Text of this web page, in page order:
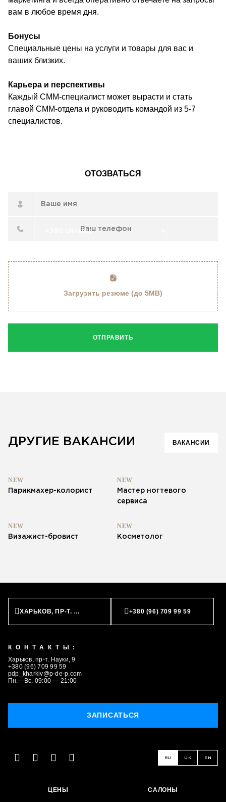
вам в любое время дня.
Бонусы
Специальные цены на услуги и товары для вас и
ваших близких.
Карьера и перспективы
Каждый СММ-специалист может вырасти и стать
главой СММ-отдела и руководить командой из 5-7
специалистов.
ОТОЗВАТЬСЯ
Загрузить резюме (до 5MB)
ОТПРАВИТЬ
ДРУГИЕ ВАКАНСИИ ВАКАНСИИ
NEW
Парикмахер-колорист
NEW
Мастер ногтевого
сервиса
NEW
Визажист-бровист
NEW
Косметолог
ХАРЬКОВ, ПР-Т. НАУКИ, 9 +380 (96) 709 99 59
КОНТАКТЫ:
Харьков, пр-т. Науки, 9
+380 (96) 709 99 59
pdp_kharkiv@p-de-p.com
Пн.—Вс. 09:00 — 21:00
ЗАПИСАТЬСЯ
RU UK EN
ЦЕНЫ САЛОНЫ